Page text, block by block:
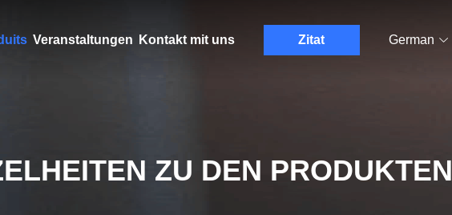
Veranstaltungen Kontakt mit uns Zitat German
ZU DEN PRODUKTEN